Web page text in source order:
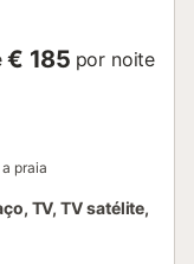
€ 185 por noite
praia
TV, TV satélite,